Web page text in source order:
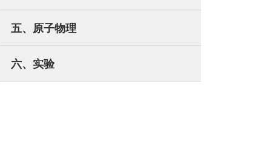
五、原子物理
六、实验